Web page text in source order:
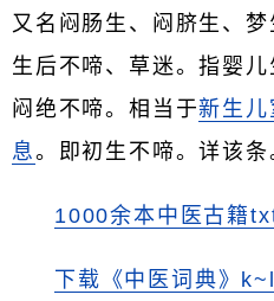
又名闷肠生、闷脐生、梦
生后不啼、草迷。指婴儿
闷绝不啼。相当于新生儿
息。即初生不啼。详该条
1000余本中医古籍
下载《中医词典》